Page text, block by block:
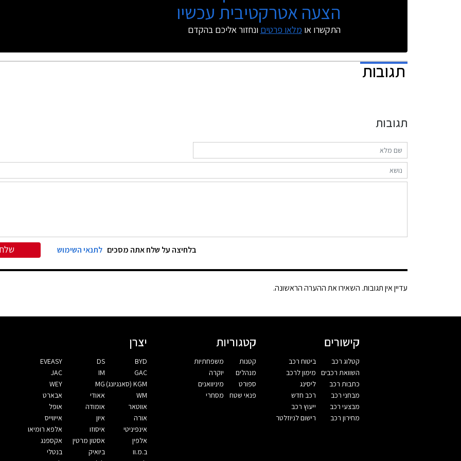
הצעה אטרקטיבית עכשיו
התקשרו או מלאו פרטים ונחזור אליכם בהקדם
תגובות
תגובות
בלחיצה על שלח אתה מסכים לתנאי השימוש
עדיין אין תגובות. השאירו את ההערה הראשונה.
קישורים
קטלוג רכב
השוואת רכבים
כתבות רכב
מבחני רכב
מבצעי רכב
מחירון רכב
ביטוח רכב
מימון לרכב
ליסינג
רכב חדש
ייעוץ רכב
רישום לניוזלטר
קטגוריות
קטנות
מנהלים
ספורט
פנאי שטח
משפחתיות
יוקרה
מיניוואנים
מסחרי
יצרן
BYD
DS
EVEASY
GAC
IM
JAC
KGM (סאנגיונג)
MG
WEY
WM
אאודי
אבארט
אווטאר
אומודה
אופל
אורה
איון
אייווייס
אינפיניטי
איסוזו
אלפא רומיאו
אלפין
אסטון מרטין
אקספנג
ב.מ.וו
ביואיק
בנטלי